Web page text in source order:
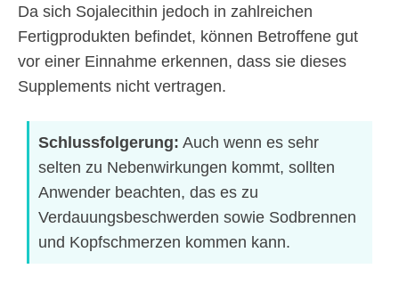
Da sich Sojalecithin jedoch in zahlreichen
Fertigprodukten befindet, können Betroffene gut
vor einer Einnahme erkennen, dass sie dieses
Supplements nicht vertragen.
Schlussfolgerung: Auch wenn es sehr
selten zu Nebenwirkungen kommt, sollten
Anwender beachten, das es zu
Verdauungsbeschwerden sowie Sodbrennen
und Kopfschmerzen kommen kann.